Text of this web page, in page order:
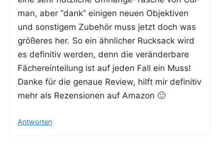
man, aber “dank” eini­gen neu­en Objek­ti­ven
und sons­ti­gem Zube­hör muss jetzt doch was
grö­ße­res her. So ein ähn­li­cher Ruck­sack wird
es defi­ni­tiv wer­den, denn die ver­än­der­ba­re
Fächer­ein­tei­lung ist auf jeden Fall ein Muss!
Dan­ke für die genaue Review, hilft mir defi­ni­tiv
mehr als Rezen­sio­nen auf Amazon 🙂
Antworten